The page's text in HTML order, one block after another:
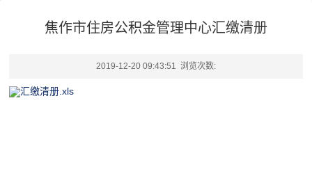
焦作市住房公积金管理中心汇缴清册
2019-12-20 09:43:51 浏览次数:
汇缴清册.xls